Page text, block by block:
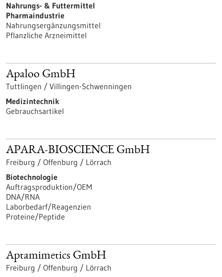
Nahrungs- & Futtermittel
Pharmaindustrie
Nahrungsergänzungsmittel
Pflanzliche Arzneimittel
Apaloo GmbH
Tuttlingen / Villingen-Schwenningen
Medizintechnik
Gebrauchsartikel
APARA-BIOSCIENCE GmbH
Freiburg / Offenburg / Lörrach
Biotechnologie
Auftragsproduktion/OEM
DNA/RNA
Laborbedarf/Reagenzien
Proteine/Peptide
Aptamimetics GmbH
Freiburg / Offenburg / Lörrach